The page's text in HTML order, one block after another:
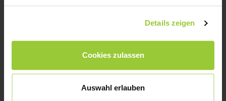
Details zeigen
Cookies zulassen
Auswahl erlauben
Bamberger Akademien für
Buger Straße 80
Datenschutz